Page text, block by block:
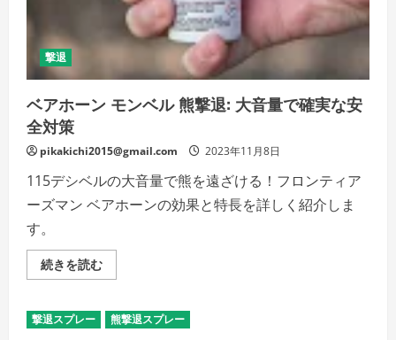
細
覧
だ
撃退
ベアホーン モンベル 熊撃退: 大音量で確実な安
全対策
pikakichi2015@gmail.com 2023年11月8日
115デシベルの大音量で熊を遠ざける！フロンティア
ーズマン ベアホーンの効果と特長を詳しく紹介しま
す。
続きを読むベ
ア
ン
モ
撃退スプレー 熊撃退スプレー